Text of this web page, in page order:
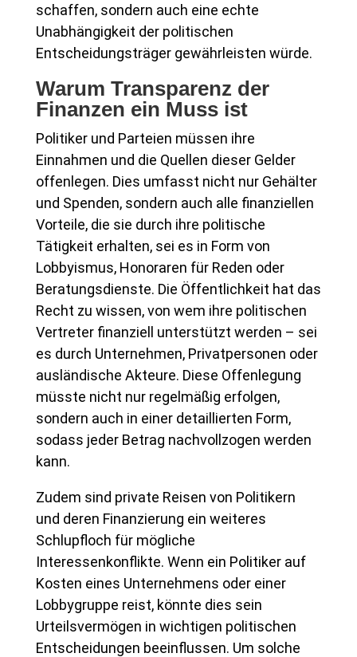
schaffen, sondern auch eine echte
Unabhängigkeit der politischen
Entscheidungsträger gewährleisten würde.
Warum Transparenz der
Finanzen ein Muss ist
Politiker und Parteien müssen ihre
Einnahmen und die Quellen dieser Gelder
offenlegen. Dies umfasst nicht nur Gehälter
und Spenden, sondern auch alle finanziellen
Vorteile, die sie durch ihre politische
Tätigkeit erhalten, sei es in Form von
Lobbyismus, Honoraren für Reden oder
Beratungsdienste. Die Öffentlichkeit hat das
Recht zu wissen, von wem ihre politischen
Vertreter finanziell unterstützt werden – sei
es durch Unternehmen, Privatpersonen oder
ausländische Akteure. Diese Offenlegung
müsste nicht nur regelmäßig erfolgen,
sondern auch in einer detaillierten Form,
sodass jeder Betrag nachvollzogen werden
kann.
Zudem sind private Reisen von Politikern
und deren Finanzierung ein weiteres
Schlupfloch für mögliche
Interessenkonflikte. Wenn ein Politiker auf
Kosten eines Unternehmens oder einer
Lobbygruppe reist, könnte dies sein
Urteilsvermögen in wichtigen politischen
Entscheidungen beeinflussen. Um solche